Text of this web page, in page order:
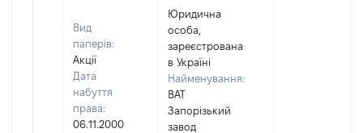
Вид
паперів:
Акції
Дата
набуття
права:
06.11.2000
Юридична
особа,
зареєстрована
в Україні
Найменування:
ВАТ
Запорізький
завод